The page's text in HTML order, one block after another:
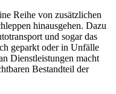
Reihe von zusätzlichen
hinausgehen. Dazu
und sogar das
geparkt oder in Unfälle
Dienstleistungen macht
Bestandteil der